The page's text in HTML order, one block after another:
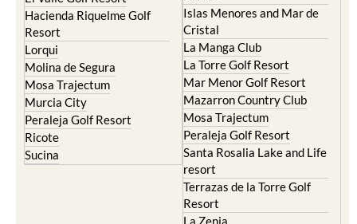
Corvera
El Valle Golf Resort
Hacienda Riquelme Golf
Resort
Lorqui
Molina de Segura
Mosa Trajectum
Murcia City
Peraleja Golf Resort
Ricote
Hacienda Riquelme Golf
Resort
Islas Menores and Mar de
Cristal
La Manga Club
La Torre Golf Resort
Mar Menor Golf Resort
Mazarron Country Club
Mosa Trajectum
Peraleja Golf Resort
Santa Rosalia Lake and Life
resort
Terrazas de la Torre Golf